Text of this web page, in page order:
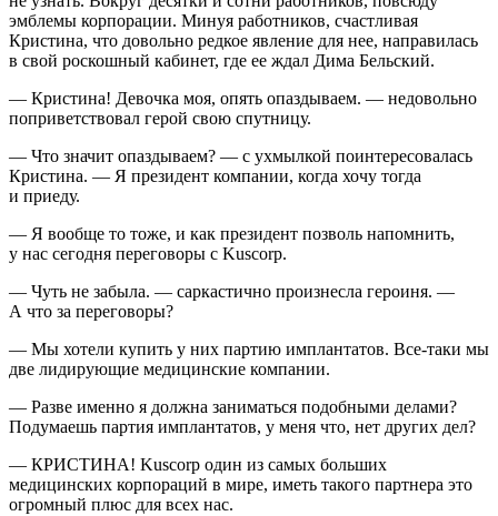
эмблемы корпорации. Минуя работников, счастливая
Кристина, что довольно редкое явление для нее, направилась
в свой роскошный кабинет, где ее ждал Дима Бельский.
— Кристина! Девочка моя, опять опаздываем. — недовольно
поприветствовал герой свою спутницу.
— Что значит опаздываем? — с ухмылкой поинтересовалась
Кристина. — Я президент компании, когда хочу тогда
и приеду.
— Я вообще то тоже, и как президент позволь напомнить,
у нас сегодня переговоры с Kuscorp.
— Чуть не забыла. — саркастично произнесла героиня. —
А что за переговоры?
— Мы хотели купить у них партию имплантатов. Все-таки мы
две лидирующие медицинские компании.
— Разве именно я должна заниматься подобными делами?
Подумаешь партия имплантатов, у меня что, нет других дел?
— КРИСТИНА! Kuscorp один из самых больших
медицинских корпораций в мире, иметь такого партнера это
огромный плюс для всех нас.